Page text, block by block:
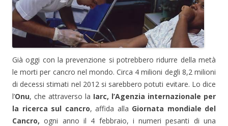
Già oggi con la prevenzione si potrebbero ridurre della metà
le morti per cancro nel mondo. Circa 4 milioni degli 8,2 milioni
di decessi stimati nel 2012 si sarebbero potuti evitare. Lo dice
l’Onu, che attraverso la Iarc, l’Agenzia internazionale per
la ricerca sul cancro, affida alla Giornata mondiale del
Cancro, ogni anno il 4 febbraio, i numeri pesanti di una